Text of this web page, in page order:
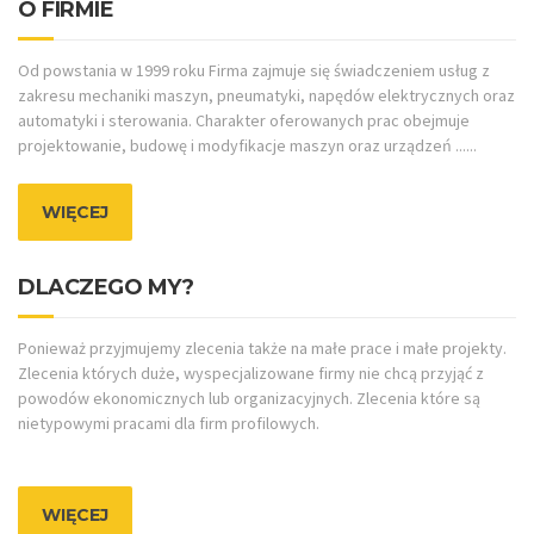
O FIRMIE
Od powstania w 1999 roku Firma zajmuje się świadczeniem usług z
zakresu mechaniki maszyn, pneumatyki, napędów elektrycznych oraz
automatyki i sterowania. Charakter oferowanych prac obejmuje
projektowanie, budowę i modyfikacje maszyn oraz urządzeń ......
WIĘCEJ
DLACZEGO MY?
Ponieważ przyjmujemy zlecenia także na małe prace i małe projekty.
Zlecenia których duże, wyspecjalizowane firmy nie chcą przyjąć z
powodów ekonomicznych lub organizacyjnych. Zlecenia które są
nietypowymi pracami dla firm profilowych.
WIĘCEJ